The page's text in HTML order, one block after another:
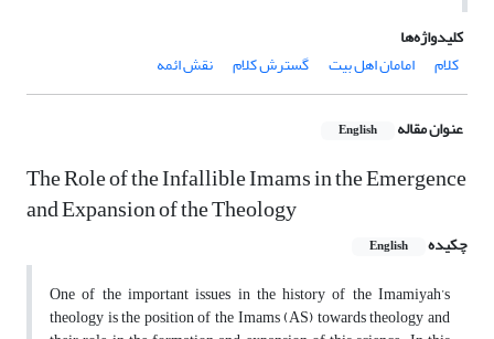
کلیدواژه‌ها
کلام
امامان اهل بیت گسترش کلام نقش ائمه
عنوان مقاله English
The Role of the Infallible Imams in the Emergence
and Expansion of the Theology
چکیده English
One of the important issues in the history of the Imamiyah’s
theology is the position of the Imams (AS) towards theology and